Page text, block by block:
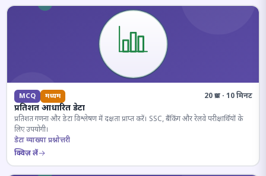
MCQ मध्यम 20 प्रश्न · 10 मिनट
प्रतिशत आधारित डेटा
प्रतिशत गणना और डेटा विश्लेषण में दक्षता प्राप्त करें। SSC, बैंकिंग और रेलवे परीक्षार्थियों के
लिए उपयोगी।
डेटा व्याख्या प्रश्नोत्तरी
क्विज़ लें